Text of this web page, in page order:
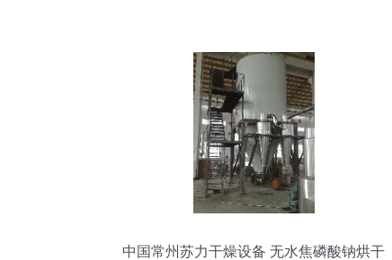
中国常州苏力干燥设备 无水焦磷酸钠烘干